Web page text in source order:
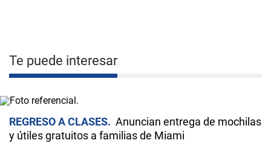
Te puede interesar
REGRESO A CLASES
Anuncian entrega de mochilas
y útiles gratuitos a familias de Miami